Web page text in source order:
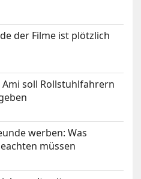
der Filme ist plötzlich
soll Rollstuhlfahrern
werben: Was
müssen